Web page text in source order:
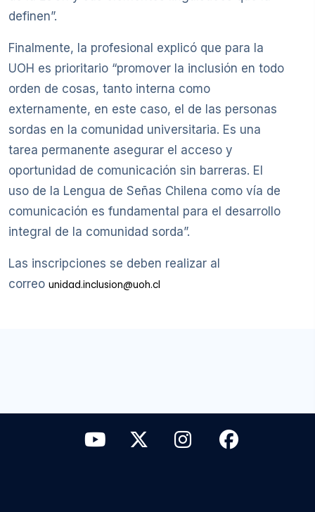
definen”.
Finalmente, la profesional explicó que para la
UOH es prioritario “promover la inclusión en todo
orden de cosas, tanto interna como
externamente, en este caso, el de las personas
sordas en la comunidad universitaria. Es una
tarea permanente asegurar el acceso y
oportunidad de comunicación sin barreras. El
uso de la Lengua de Señas Chilena como vía de
comunicación es fundamental para el desarrollo
integral de la comunidad sorda”.
Las inscripciones se deben realizar al
correo unidad.inclusion@uoh.cl